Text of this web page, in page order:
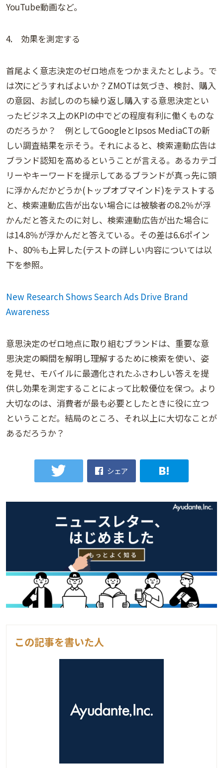
YouTube動画など。
4. 効果を測定する
首尾よく意志決定のゼロ地点をつかまえたとしよう。で
は次にどうすればよいか？ZMOTは気づき、検討、購入
の意図、お試しののち繰り返し購入する意思決定とい
ったビジネス上のKPIの中でどの程度有利に働くものな
のだろうか？ 例としてGoogleとIpsos MediaCTの新
しい調査結果を示そう。それによると、検索連動広告は
ブランド認知を高めるということが言える。あるカテゴ
リーやキーワードを提示してあるブランドが真っ先に頭
に浮かんだかどうか(トップオブマインド)をテストする
と、検索連動広告が出ない場合には被験者の8.2％が浮
かんだと答えたのに対し、検索連動広告が出た場合に
は14.8％が浮かんだと答えている。その差は6.6ポイン
ト、80％も上昇した(テストの詳しい内容については以
下を参照。
New Research Shows Search Ads Drive Brand
Awareness
意思決定のゼロ地点に取り組むブランドは、重要な意
思決定の瞬間を解明し理解するために検索を使い、姿
を見せ、モバイルに最適化されたふさわしい答えを提
供し効果を測定することによって比較優位を保つ。より
大切なのは、消費者が最も必要としたときに役に立つ
ということだ。結局のところ、それ以上に大切なことが
あるだろうか？
シェア
この記事を書いた人